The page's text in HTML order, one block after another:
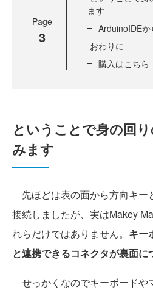
Page
3
ます
ArduinoIDEか
おわりに
購入はこちら
ということで身の回
みます
先ほどは表の面から方向キー
接続しましたが、実はMakey
れらだけではありません。 キー
と連携できるコネクタが裏面に
せっかくなのでキーボードや